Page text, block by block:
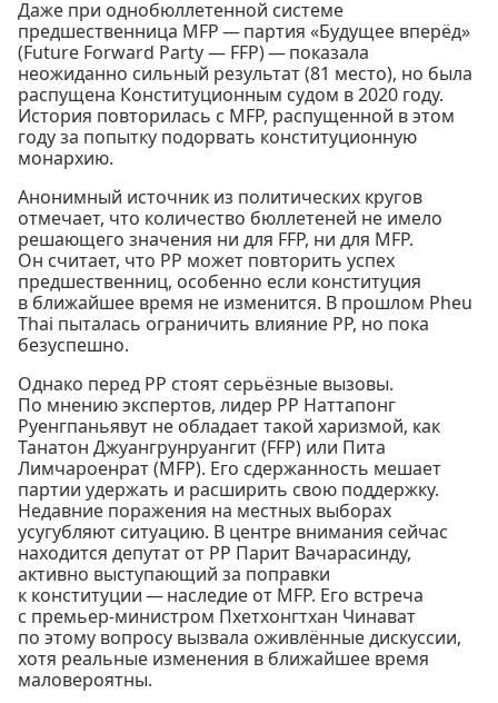
Даже при однобюллетенной системе
предшественница MFP — партия «Будущее вперёд»
(Future Forward Party — FFP) — показала
неожиданно сильный результат (81 место), но была
распущена Конституционным судом в 2020 году.
История повторилась с MFP, распущенной в этом
году за попытку подорвать конституционную
монархию.
Анонимный источник из политических кругов
отмечает, что количество бюллетеней не имело
решающего значения ни для FFP, ни для MFP.
Он считает, что PP может повторить успех
предшественниц, особенно если конституция
в ближайшее время не изменится. В прошлом Pheu
Thai пыталась ограничить влияние PP, но пока
безуспешно.
Однако перед PP стоят серьёзные вызовы.
По мнению экспертов, лидер PP Наттапонг
Руенгпаньявут не обладает такой харизмой, как
Танатон Джуангрунруангит (FFP) или Пита
Лимчароенрат (MFP). Его сдержанность мешает
партии удержать и расширить свою поддержку.
Недавние поражения на местных выборах
усугубляют ситуацию. В центре внимания сейчас
находится депутат от PP Парит Вачарасинду,
активно выступающий за поправки
к конституции — наследие от MFP. Его встреча
с премьер-министром Пхетхонгтхан Чинават
по этому вопросу вызвала оживлённые дискуссии,
хотя реальные изменения в ближайшее время
маловероятны.